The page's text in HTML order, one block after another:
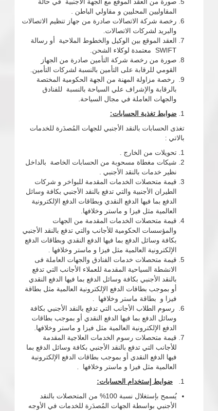
المقاوليين المحليين و مقاولي الباطن .
رخصة شركة الاتصالات صادرة من جهاز تنظيم الاتصالات
والبريد لشركات الاتصالات.
العقد الموقع بين الوكيل والخطوط الملاحية أو رسالة
SWIFT معتمدة لوكلاء الشحن.
صورة من رخصة شركة التأمين صادرة من الجهاز
القومي للرقابة على التأمين بالنسبة لشركات التأمين.
رخصة مزاولة المهنة من الجهة الحكومية المختصة
بالرقابة والإشراف علي السياحة بالنسبة للفنادق
والجهات العاملة في مجال السياحة.
ضوابط تغذية الحسابات:
تغذى الحسابات بالنقد الأجنبي للجهات المُصدَرة للخدمات
بالاتي :
تحويلات من الخارج .
شيكات مغطاة مسحوبة من الحسابات الخاصة بالداخل
نظير خدمات بالنقد الأجنبي .
قيمة متحصلات الخدمات المقدمة للبواخر و شركات
الطيران الأجنبية والتي تدفع بالنقد الأجنبي بكافة وسائل
الدفع بما فيها الدفع النقدي وبطاقات الدفع الإلكترونية
العالمية مثل فيزا و ماستر وخلافها.
قيمة متحصلات الخدمات المقدمة من الجهات
والمؤسسات الحكومية للأجانب والتي تدفع بالنقد الأجنبي
بكافة وسائل الدفع بما فيها الدفع النقدي وبطاقات الدفع
الإلكترونية العالمية مثل فيزا و ماستر وخلافها .
قيمة متحصلات خدمات الفنادق والجهات العاملة فى
الانشطة السياحية المقدمة للعملاء الأجانب التي تدفع
بالنقد الأجنبي بكافة وسائل الدفع بما فيها الدفع النقدي
أو بموجب بطاقات الدفع الإلكترونية العالمية مثل بطاقة
فيزا و بطاقة ماستر وخلافها .
رسوم الطلاب الأجانب التي تدفع بالنقد الأجنبي بكافة
وسائل الدفع بما فيها الدفع النقدي أو بموجب بطاقات
الدفع الإلكترونية العالمية مثل فيزا و ماستر وخلافها.
قيمة متحصلات رسوم الخدمات العلاجية المقدمة
للأجانب التي تدفع بالنقد الأجنبي بكافة وسائل الدفع بما
فيها الدفع النقدي أو بموجب بطاقات الدفع الإلكترونية
العالمية مثل فيزا و ماستر وخلافها .
ضوايط إستخدام الحسابات:
يُسمح بإستغلال نسبة 100% من المتحصلات بالنقد
الأجنبي بواسطة الجهات المُصدَرة للخدمات في الأوجه